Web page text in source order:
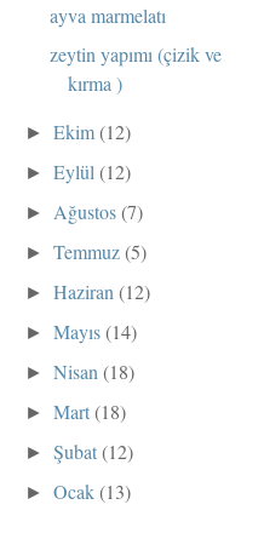
ayva marmelatı
zeytin yapımı (çizik ve
kırma )
►Ekim(12)
►Eylül(12)
► Ağustos(7)
►Temmuz(5)
►Haziran(12)
►Mayıs(14)
►Nisan(18)
►Mart(18)
►Şubat(12)
►Ocak(13)